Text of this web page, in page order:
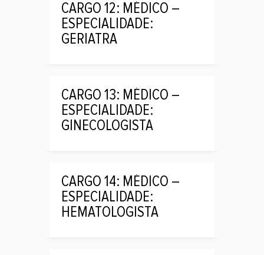
CARGO 12: MÉDICO –
ESPECIALIDADE:
GERIATRA
CARGO 13: MÉDICO –
ESPECIALIDADE:
GINECOLOGISTA
CARGO 14: MÉDICO –
ESPECIALIDADE:
HEMATOLOGISTA